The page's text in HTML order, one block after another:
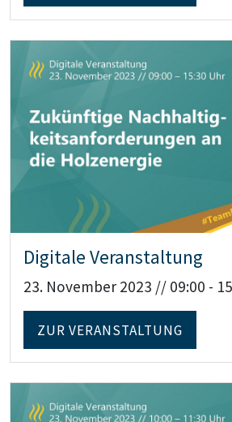
Teaser: Digitale Veranstaltung
Digitale Veranstaltung
23. November 2023 // 09:00 -
ZUR VERANSTALTUNG
Teaser: Digitale Veranstaltung